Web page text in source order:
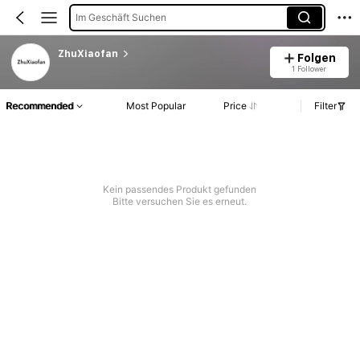
Im Geschäft Suchen
ZhuXiaofan Folgen
1 Follower
Recommended Most Popular Price Filter
Kein passendes Produkt gefunden
Bitte versuchen Sie es erneut.